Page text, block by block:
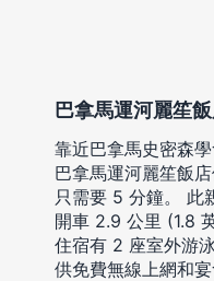
巴拿馬運河麗笙
靠近巴拿馬史密森
巴拿馬運河麗笙飯
只需要 5 分鐘。 此
開車 2.9 公里 (1.8
住宿有 2 座室外游
供免費無線上網和